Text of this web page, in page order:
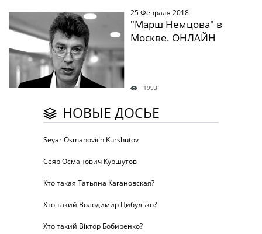
25 Февраля 2018
"Марш Немцова" в
Москве. ОНЛАЙН
1993
НОВЫЕ ДОСЬЕ
Seyar Osmanovich Kurshutov
Сеяр Османович Куршутов
Кто такая Татьяна Кагановская?
Хто такий Володимир Цибулько?
Хто такий Віктор Бобиренко?